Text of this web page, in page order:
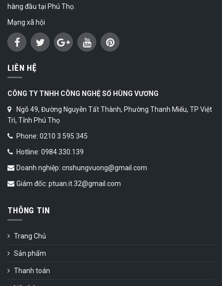
hàng đầu tại Phú Thọ.
Mạng xã hội
LIÊN HỆ
CÔNG TY TNHH CÔNG NGHỆ SỐ HÙNG VƯƠNG
Ngõ 49, Đường Nguyễn Tất Thành, Phường Thanh Miếu, TP Việt
Trì, Tỉnh Phú Thọ
Phone: 0210 3 595 345
Hotline: 0984.330.139
Doanh nghiệp: cnshungvuong@gmail.com
Giám đốc: ptuan.it.32@gmail.com
THÔNG TIN
Trang Chủ
Sản phẩm
Thanh toán